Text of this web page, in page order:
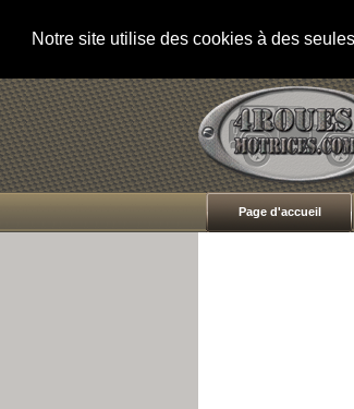
Notre site utilise des cookies à des
Page d'accueil